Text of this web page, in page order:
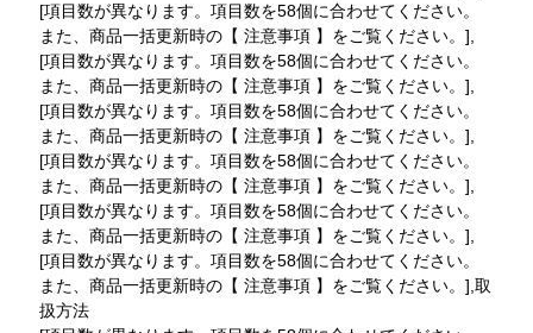
[項目数が異なります。項目数を58個に合わせてください。
また、商品一括更新時の【 注意事項 】をご覧ください。],
[項目数が異なります。項目数を58個に合わせてください。
また、商品一括更新時の【 注意事項 】をご覧ください。],
[項目数が異なります。項目数を58個に合わせてください。
また、商品一括更新時の【 注意事項 】をご覧ください。],
[項目数が異なります。項目数を58個に合わせてください。
また、商品一括更新時の【 注意事項 】をご覧ください。],
[項目数が異なります。項目数を58個に合わせてください。
また、商品一括更新時の【 注意事項 】をご覧ください。],
[項目数が異なります。項目数を58個に合わせてください。
また、商品一括更新時の【 注意事項 】をご覧ください。],取
扱方法